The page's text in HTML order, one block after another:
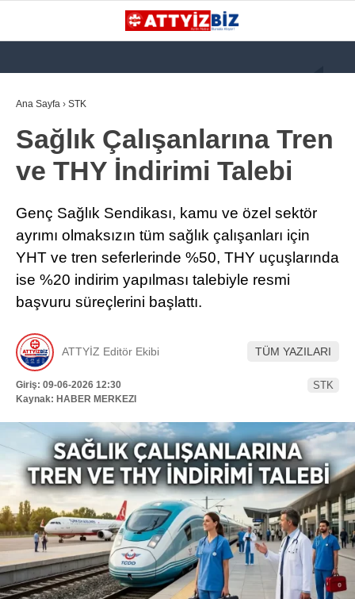
WhatsApp İhbar
Facebook
Instagram
Youtube
KATEGORİLER
GÜNDEM
ATT
İLANLAR
TERCİH ROBOTU
Ana Sayfa › STK
Sağlık Çalışanlarına Tren
ve THY İndirimi Talebi
Genç Sağlık Sendikası, kamu ve özel sektör
ayrımı olmaksızın tüm sağlık çalışanları için
YHT ve tren seferlerinde %50, THY uçuşlarında
ise %20 indirim yapılması talebiyle resmi
başvuru süreçlerini başlattı.
ATTYİZ Editör Ekibi TÜM YAZILARI
Giriş: 09-06-2026 12:30
Kaynak: HABER MERKEZI
STK